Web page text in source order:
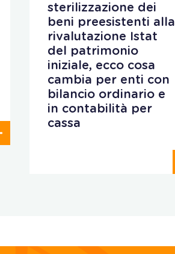
sterilizzazione dei
beni preesistenti alla
rivalutazione Istat
del patrimonio
iniziale, ecco cosa
cambia per enti con
bilancio ordinario e
in contabilità per
cassa